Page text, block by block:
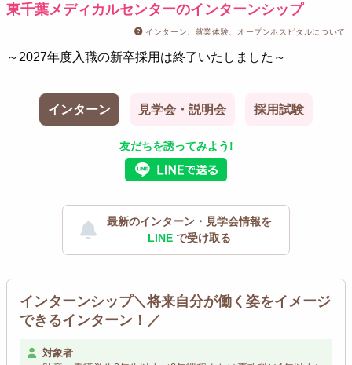
東千葉メディカルセンターのインターンシップ
インターン、就業体験、オープンホスピタルについて
～2027年度入職の新卒採用は終了いたしました～
インターン 見学会・説明会 採用試験
友だちを誘ってみよう!
最新のインターン・見学会情報を
LINE で受け取る
インターンシップ＼将来自分が働く姿をイメージ
できるインターン！／
対象者